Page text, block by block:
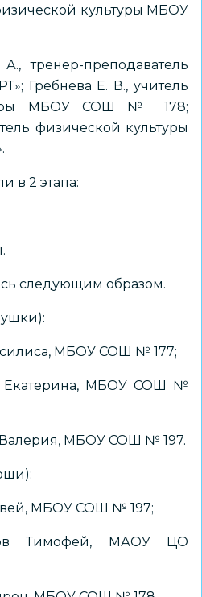
культуры МБОУ
тренер-преподаватель
Гребнева Е. В., учитель
МБОУ СОШ № 178;
физической культуры
в 2 этапа:
следующим образом.
МБОУ СОШ № 177;
Екатерина, МБОУ СОШ №
Валерия, МБОУ СОШ № 197.
МБОУ СОШ № 197;
Тимофей, МАОУ ЦО